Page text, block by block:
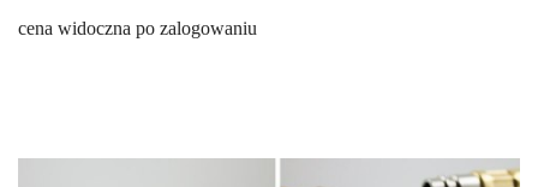
cena widoczna po zalogowaniu